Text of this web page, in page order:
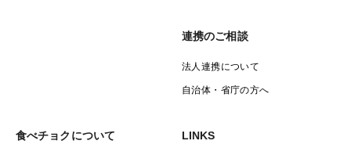
連携のご相談
法人連携について
自治体・省庁の方へ
食べチョクについて LINKS